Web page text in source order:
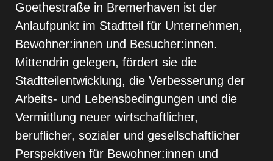
Goethestraße in Bremerhaven ist der
Anlaufpunkt im Stadtteil für Unternehmen,
Bewohner:innen und Besucher:innen.
Mittendrin gelegen, fördert sie die
Stadtteilentwicklung, die Verbesserung der
Arbeits- und Lebensbedingungen und die
Vermittlung neuer wirtschaftlicher,
beruflicher, sozialer und gesellschaftlicher
Perspektiven für Bewohner:innen und